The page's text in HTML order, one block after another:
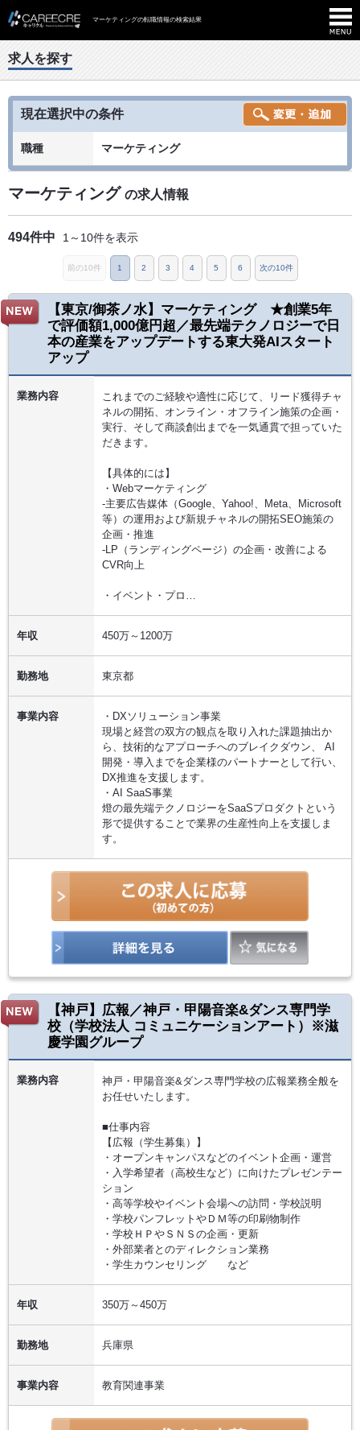
マーケティングの転職情報の検索結果
求人を探す
現在選択中の条件
職種 マーケティング
マーケティング の求人情報
494件中 1～10件を表示
前の10件 1 2 3 4 5 6 次の10件
【東京/御茶ノ水】マーケティング ★創業5年
で評価額1,000億円超／最先端テクノロジーで日
本の産業をアップデートする東大発AIスタート
アップ
業務内容
これまでのご経験や適性に応じて、リード獲得チャ
ネルの開拓、オンライン・オフライン施策の企画・
実行、そして商談創出までを一気通貫で担っていた
だきます。
【具体的には】
・Webマーケティング
-主要広告媒体（Google、Yahoo!、Meta、Microsoft
等）の運用および新規チャネルの開拓SEO施策の
企画・推進
-LP（ランディングページ）の企画・改善による
CVR向上
・イベント・プロ…
年収 450万～1200万
勤務地 東京都
事業内容
・DXソリューション事業
現場と経営の双方の観点を取り入れた課題抽出か
ら、技術的なアプローチへのブレイクダウン、 AI
開発・導入までを企業様のパートナーとして行い、
DX推進を支援します。
・AI SaaS事業
燈の最先端テクノロジーをSaaSプロダクトという
形で提供することで業界の生産性向上を支援しま
す。
【神戸】広報／神戸・甲陽音楽&ダンス専門学
校（学校法人 コミュニケーションアート）※滋
慶学園グループ
業務内容
神戸・甲陽音楽&ダンス専門学校の広報業務全般を
お任せいたします。
■仕事内容
【広報（学生募集）】
・オープンキャンパスなどのイベント企画・運営
・入学希望者（高校生など）に向けたプレゼンテー
ション
・高等学校やイベント会場への訪問・学校説明
・学校パンフレットやＤＭ等の印刷物制作
・学校ＨＰやＳＮＳの企画・更新
・外部業者とのディレクション業務
・学生カウンセリング など
年収 350万～450万
勤務地 兵庫県
事業内容 教育関連事業